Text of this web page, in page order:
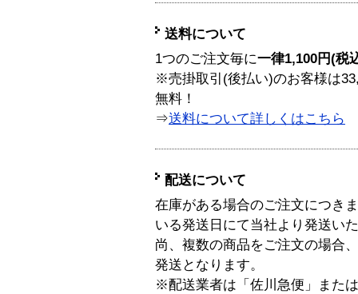
送料について
1つのご注文毎に一律1,100円(税
※売掛取引(後払い)のお客様は
無料！
⇒送料について詳しくはこちら
配送について
在庫がある場合のご注文につき
いる発送日にて当社より発送い
尚、複数の商品をご注文の場合
発送となります。
※配送業者は「佐川急便」また